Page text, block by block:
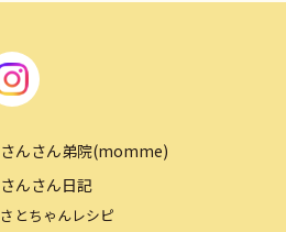
さんさん弟院(momme)
さんさん日記
さとちゃんレシピ